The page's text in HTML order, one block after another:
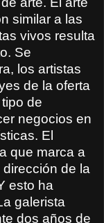
similar a las
vivos resulta
Se
los artistas
de la oferta
de
negocios en
El
que marca a
de la
esto ha
galerista
dos años de